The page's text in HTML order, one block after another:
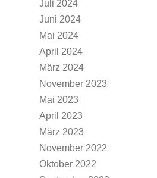
Juli 2024
Juni 2024
Mai 2024
April 2024
März 2024
November 2023
Mai 2023
April 2023
März 2023
November 2022
Oktober 2022